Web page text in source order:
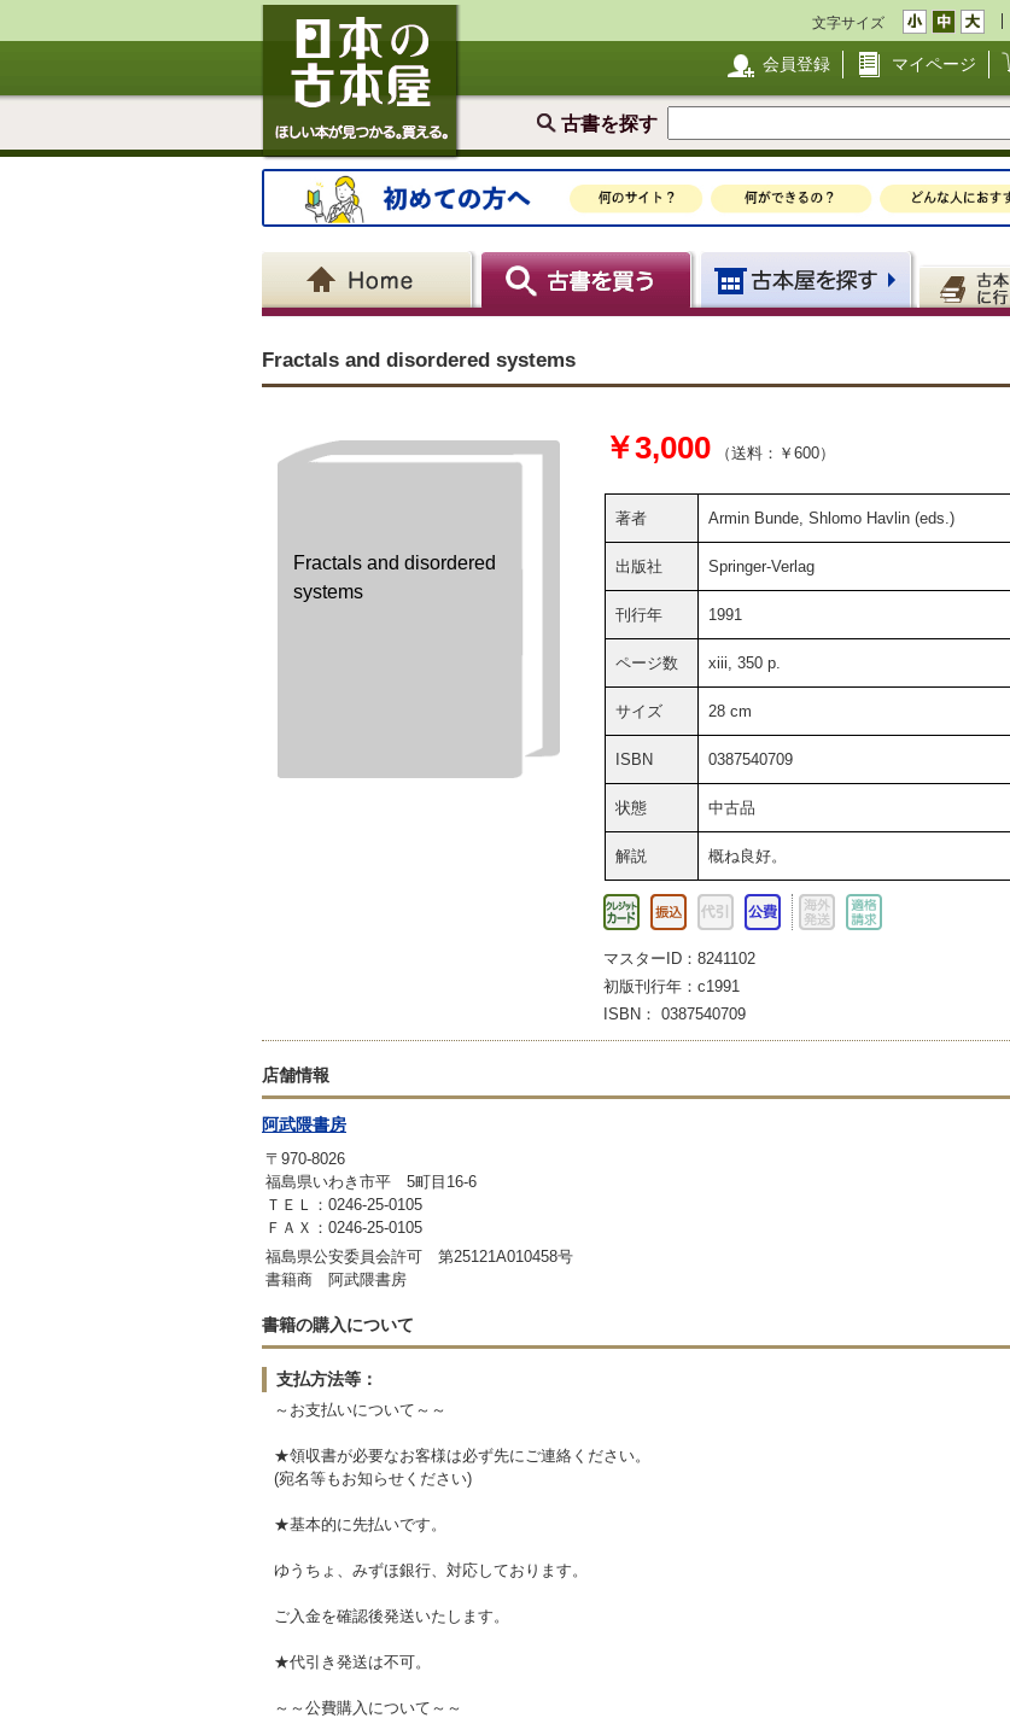
文字サイズ
会員登録 マイページ
古書を探す
Fractals and disordered systems
Fractals and disordered
systems
￥3,000 （送料：￥600）
著者 Armin Bunde, Shlomo Havlin (eds.)
出版社 Springer-Verlag
刊行年 1991
ページ数 xiii, 350 p.
サイズ 28 cm
ISBN 0387540709
状態 中古品
解説 概ね良好。
マスターID：8241102
初版刊行年：c1991
ISBN： 0387540709
店舗情報
阿武隈書房
〒970-8026
福島県いわき市平 5町目16-6
ＴＥＬ：0246-25-0105
ＦＡＸ：0246-25-0105
福島県公安委員会許可 第25121A010458号
書籍商 阿武隈書房
書籍の購入について
支払方法等：
～お支払いについて～～
★領収書が必要なお客様は必ず先にご連絡ください。
(宛名等もお知らせください)
★基本的に先払いです。
ゆうちょ、みずほ銀行、対応しております。
ご入金を確認後発送いたします。
★代引き発送は不可。
～～公費購入について～～